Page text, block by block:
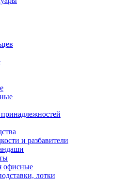
и разбавители
офисные
лотки